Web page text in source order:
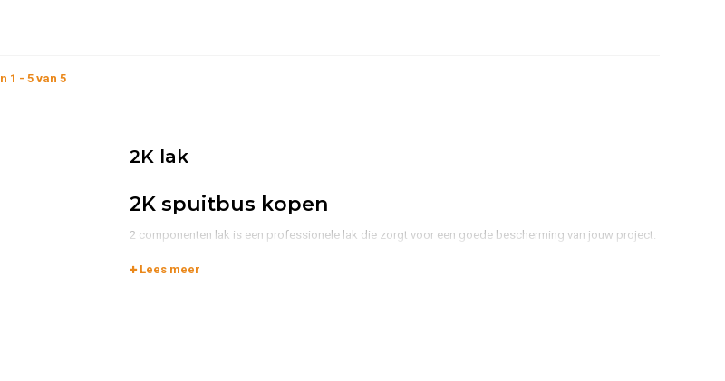
1 - 5 van 5
2K lak
2K spuitbus kopen
2 componenten lak is een professionele lak die zorgt voor een goede bescherming van jouw project.
Lees meer